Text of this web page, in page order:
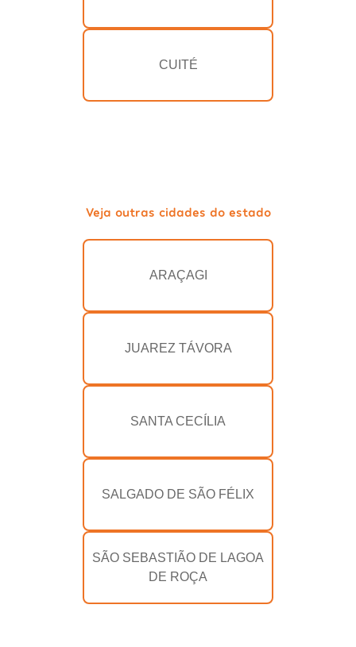
CUITÉ
Veja outras cidades do estado
ARAÇAGI
JUAREZ TÁVORA
SANTA CECÍLIA
SALGADO DE SÃO FÉLIX
SÃO SEBASTIÃO DE LAGOA
DE ROÇA